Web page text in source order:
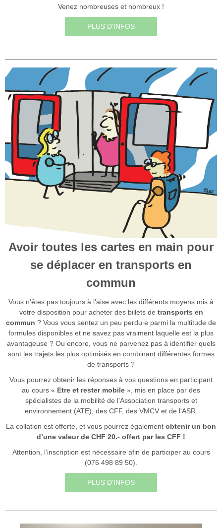
Venez nombreuses et nombreux !
PLUS D'INFOS
Avoir toutes les cartes en main pour
se déplacer en transports en
commun
Vous n'êtes pas toujours à l'aise avec les différents moyens mis à
votre disposition pour acheter des billets de transports en
commun ? Vous vous sentez un peu perdu∙e parmi la multitude de
formules disponibles et ne savez pas vraiment laquelle est la plus
avantageuse ? Ou encore, vous ne parvenez pas à identifier quels
sont les trajets les plus optimisés en combinant différentes formes
de transports ?
Vous pourrez obtenir les réponses à vos questions en participant
au cours « Etre et rester mobile », mis en place par des
spécialistes de la mobilité de l’Association transports et
environnement (ATE), des CFF, des VMCV et de l'ASR.
La collation est offerte, et vous pourrez également obtenir un bon
d’une valeur de CHF 20.- offert par les CFF !
Attention, l’inscription est nécessaire afin de participer au cours
(076 498 89 50).
PLUS D'INFOS